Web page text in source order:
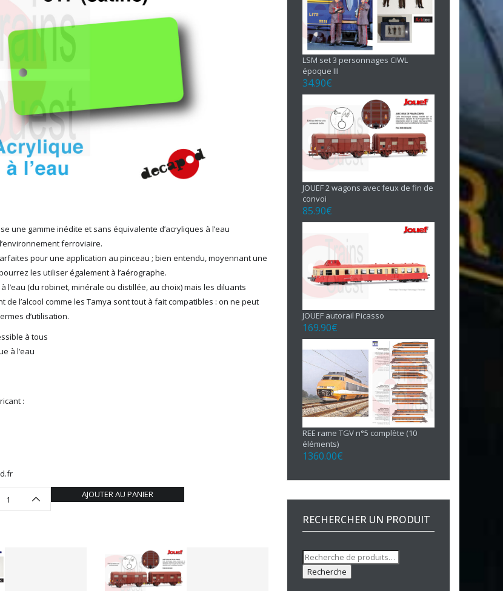
une gamme inédite et sans équivalente d’acryliques à l’eau
ferroviaire.
pour une application au pinceau ; bien entendu, moyennant une
les utiliser également à l’aérographe.
l’eau (du robinet, minérale ou distillée, au choix) mais les diluants
de l’alcool comme les Tamya sont tout à fait compatibles : on ne peut
d’utilisation.
à tous
à l’eau
:
AJOUTER AU PANIER
LSM set 3 personnages CIWL
époque III
34.90€
JOUEF 2 wagons avec feux de fin de
convoi
85.90€
JOUEF autorail Picasso
169.90€
REE rame TGV n°5 complète (10
éléments)
1360.00€
RECHERCHER UN PRODUIT
Recherche
pour :
Recherche